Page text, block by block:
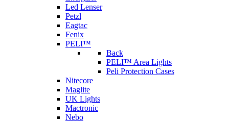
Led Lenser
Petzl
Eagtac
Fenix
PELI™
Back
PELI™ Area Lights
Peli Protection Cases
Nitecore
Maglite
UK Lights
Mactronic
Nebo